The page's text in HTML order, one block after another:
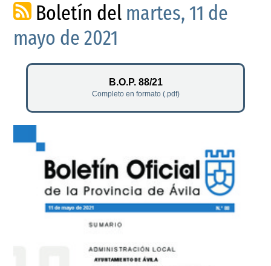
Boletín del martes, 11 de
mayo de 2021
B.O.P. 88/21
Completo en formato (.pdf)